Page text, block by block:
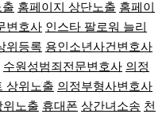
홈페이지 상단노출 홈페이
변호사 인스타 팔로워 늘리
위등록 용인소년사건변호사
수원성범죄전문변호사 의정
상위노출 의정부형사변호사
위노출 휴대폰 상간녀소송 천